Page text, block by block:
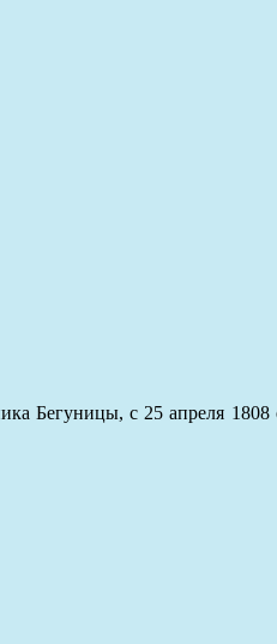
Бегуницы, с 25 апреля 1808